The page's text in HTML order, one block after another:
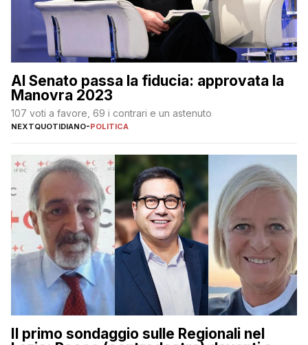
Al Senato passa la fiducia: approvata la
Manovra 2023
107 voti a favore, 69 i contrari e un astenuto
NEXTQUOTIDIANO-POLITICA
Il primo sondaggio sulle Regionali nel